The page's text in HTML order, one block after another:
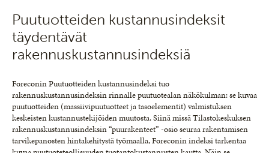
Puutuotteiden kustannusindeksit
täydentävät
rakennuskustannusindeksiä
Foreconin Puutuotteiden kustannusindeksi tuo
rakennuskustannusindeksin rinnalle puutuotealan näkökulman: se kuvaa
puutuotteiden (massiivipuutuotteet ja tasoelementit) valmistuksen
keskeisten kustannustekijöiden muutosta. Siinä missä Tilastokeskuksen
rakennuskustannusindeksin “puurakenteet” -osio seuraa rakentamisen
tarvikepanosten hintakehitystä työmaalla, Foreconin indeksi tarkentaa